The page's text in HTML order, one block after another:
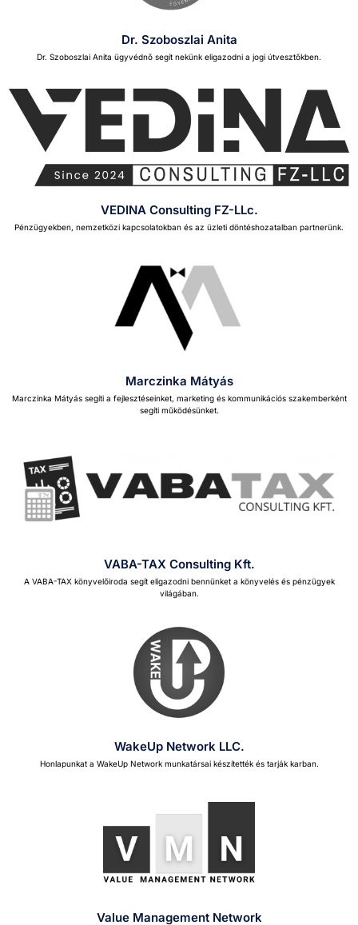
Dr. Szoboszlai Anita
Dr. Szo­bos­zlai Ani­ta ügyvéd­nő segít nekünk eliga­zod­ni a jogi útvesztők­ben.
VEDINA Consulting FZ-LLc.
Pénzü­gyek­ben, nemzetközi kapc­so­la­tok­ban és az üzleti dön­téshozatal­ban part­nerünk.
Marczinka Mátyás
Mar­czin­ka Mátyás segíti a fejleszté­sein­ket, mar­ket­ing és kom­mu­niká­ciós sza­kem­berként
segíti működésün­ket.
VABA-TAX Consulting Kft.
A VABA-TAX könyvelőiro­da segít eliga­zod­ni ben­nün­ket a könyvelés és pénzü­gyek
világában.
WakeUp Network LLC.
Hon­la­punkat a Wake­Up Net­work munkatár­sai készítet­ték és tar­ják kar­ban.
Value Management Network